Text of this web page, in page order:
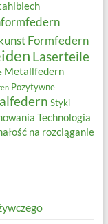
Formfedern
Laserteile
Metallfedern
Pozytywne
Styki
Technologia
na rozciąganie